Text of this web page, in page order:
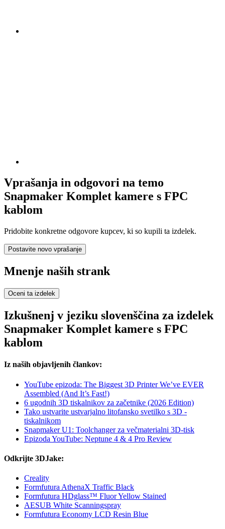
Vprašanja in odgovori na temo
Snapmaker Komplet kamere s FPC
kablom
Pridobite konkretne odgovore kupcev, ki so kupili ta izdelek.
Postavite novo vprašanje
Mnenje naših strank
Oceni ta izdelek
Izkušnenj v jeziku slovenščina za izdelek
Snapmaker Komplet kamere s FPC
kablom
Iz naših objavljenih člankov:
YouTube epizoda: The Biggest 3D Printer We’ve EVER
Assembled (And It’s Fast!)
6 ugodnih 3D tiskalnikov za začetnike (2026 Edition)
Tako ustvarite ustvarjalno litofansko svetilko s 3D -
tiskalnikom
Snapmaker U1: Toolchanger za večmaterialni 3D-tisk
Epizoda YouTube: Neptune 4 & 4 Pro Review
Odkrijte 3DJake:
Creality
Formfutura AthenaX Traffic Black
Formfutura HDglass™ Fluor Yellow Stained
AESUB White Scanningspray
Formfutura Economy LCD Resin Blue